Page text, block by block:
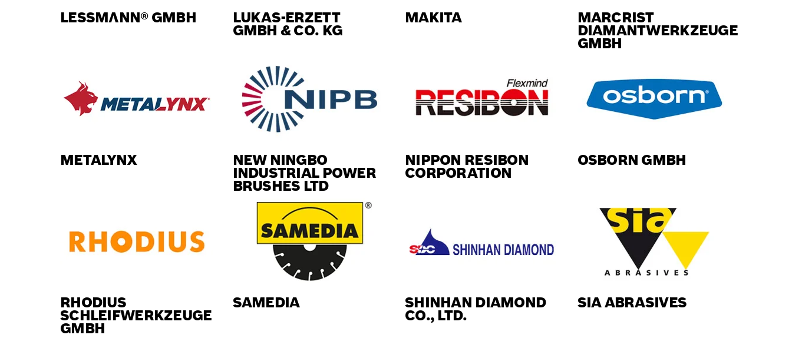
LESSMΛNN® GMBH LUKAS-ERZETT
GMBH & CO. KG
MAKITA MARCRIST
DIAMANTWERKZEUGE
GMBH
METALYNX NEW NINGBO
INDUSTRIAL POWER
BRUSHES LTD
NIPPON RESIBON
CORPORATION
OSBORN GMBH
RHODIUS
SCHLEIFWERKZEUGE
GMBH
SAMEDIA SHINHAN DIAMOND
CO., LTD.
SIA ABRASIVES